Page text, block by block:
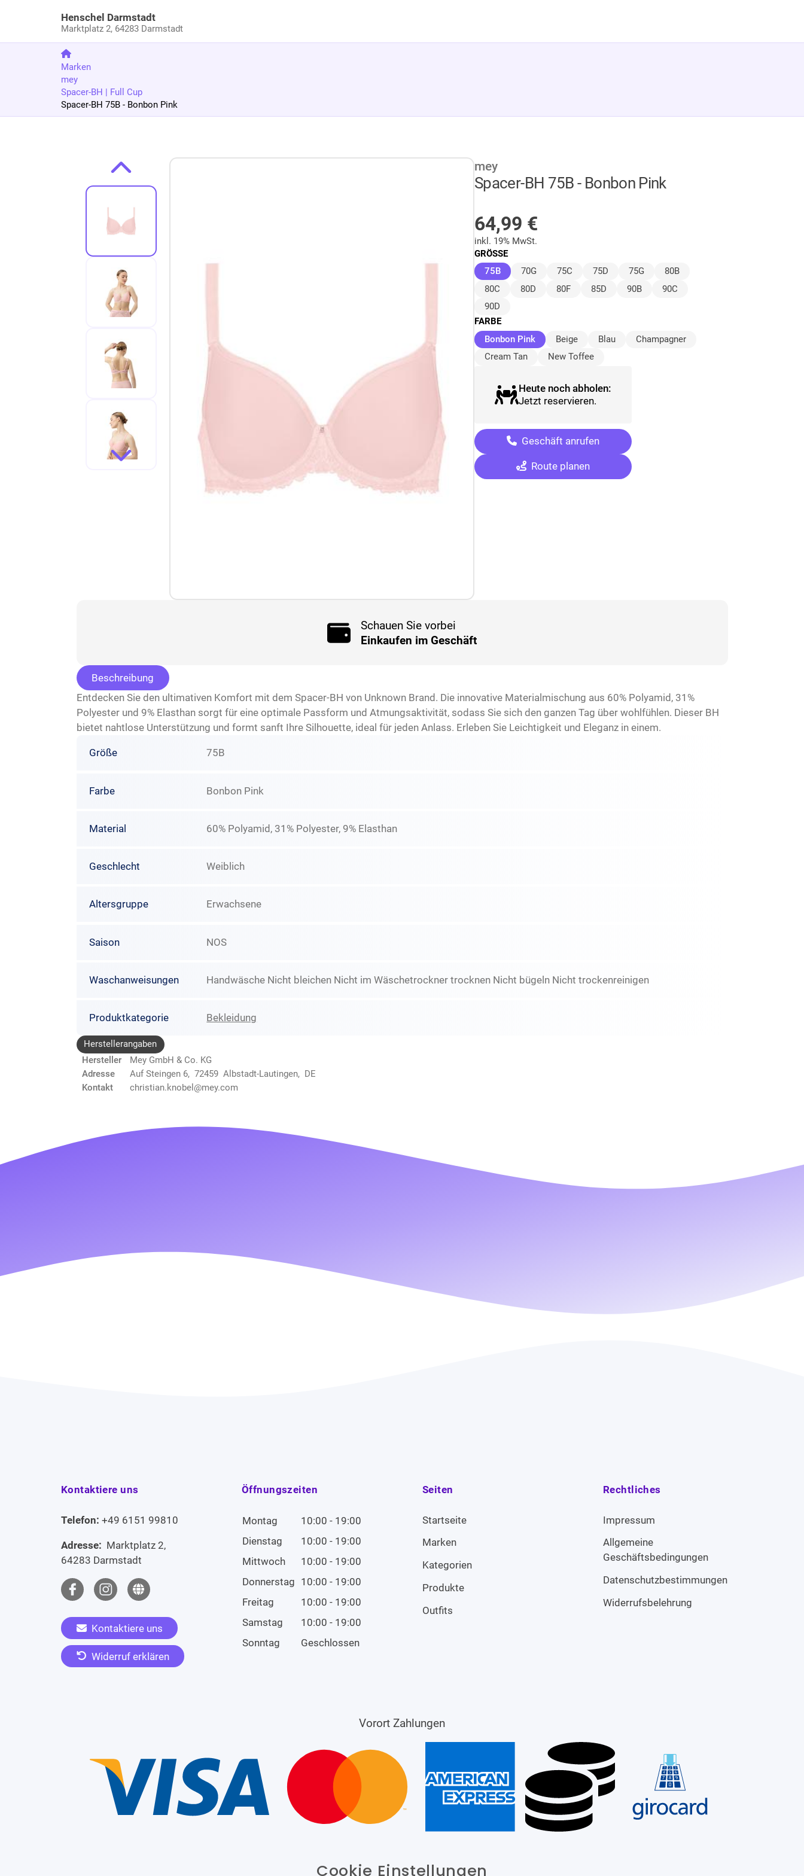
Henschel Darmstadt
Marktplatz 2, 64283 Darmstadt
Marken
mey
Spacer-BH | Full Cup
Spacer-BH 75B - Bonbon Pink
Zur Produktbeschreibung springen mey
Spacer-BH 75B - Bonbon Pink
64,99 €
inkl. 19% MwSt.
GRÖSSE
75B(ausgewählt)
70G 75C 75D 75G
80B
80C
80D 80F 85D 90B
90C
90D
FARBE
Bonbon Pink(ausgewählt)
Beige Blau
Champagner
Cream Tan
New Toffee
Heute noch abholen:
Jetzt reservieren.
Geschäft anrufen
Route planen
Schauen Sie vorbei
Einkaufen im Geschäft
Beschreibung
Entdecken Sie den ultimativen Komfort mit dem Spacer-BH von Unknown Brand. Die innovative Materialmischung aus 60% Polyamid, 31%
Polyester und 9% Elasthan sorgt für eine optimale Passform und Atmungsaktivität, sodass Sie sich den ganzen Tag über wohlfühlen. Dieser BH
bietet nahtlose Unterstützung und formt sanft Ihre Silhouette, ideal für jeden Anlass. Erleben Sie Leichtigkeit und Eleganz in einem.
Größe 75B
Farbe Bonbon Pink
Material 60% Polyamid, 31% Polyester, 9% Elasthan
Geschlecht Weiblich
Altersgruppe Erwachsene
Saison NOS
Waschanweisungen Handwäsche Nicht bleichen Nicht im Wäschetrockner trocknen Nicht bügeln Nicht trockenreinigen
Produktkategorie Bekleidung
Herstellerangaben
Hersteller
Mey GmbH & Co. KG
Adresse
Auf Steingen 6, 72459 Albstadt-Lautingen, DE
Kontakt
christian.knobel@mey.com
Kontaktiere uns
Telefon: +49 6151 99810
Adresse: Marktplatz 2,
64283 Darmstadt
Kontaktiere uns
Widerruf erklären
Öffnungszeiten
Montag
10:00 - 19:00
Dienstag
10:00 - 19:00
Mittwoch
10:00 - 19:00
Donnerstag 10:00 - 19:00
Freitag
10:00 - 19:00
Samstag
10:00 - 19:00
Sonntag
Geschlossen
Seiten
Startseite
Marken
Kategorien
Produkte
Outfits
Rechtliches
Impressum
Allgemeine
Geschäftsbedingungen
Datenschutzbestimmungen
Widerrufsbelehrung
Vorort Zahlungen
Cookie Einstellungen